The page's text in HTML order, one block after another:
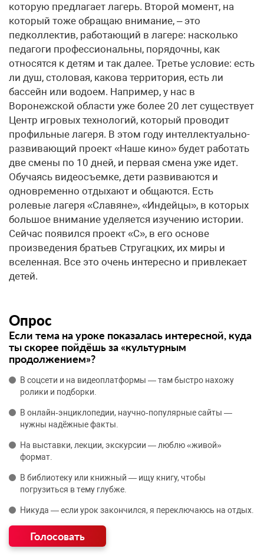
которую предлагает лагерь. Второй момент, на
который тоже обращаю внимание, – это
педколлектив, работающий в лагере: насколько
педагоги профессиональны, порядочны, как
относятся к детям и так далее. Третье условие: есть
ли душ, столовая, какова территория, есть ли
бассейн или водоем. Например, у нас в
Воронежской области уже более 20 лет существует
Центр игровых технологий, который проводит
профильные лагеря. В этом году интеллектуально-
развивающий проект «Наше кино» будет работать
две смены по 10 дней, и первая смена уже идет.
Обучаясь видеосъемке, дети развиваются и
одновременно отдыхают и общаются. Есть
ролевые лагеря «Славяне», «Индейцы», в которых
большое внимание уделяется изучению истории.
Сейчас появился проект «С», в его основе
произведения братьев Стругацких, их миры и
вселенная. Все это очень интересно и привлекает
детей.
Опрос
Если тема на уроке показалась интересной, куда
ты скорее пойдёшь за «культурным
продолжением»?
В соцсети и на видеоплатформы — там быстро нахожу
ролики и подборки.
В онлайн‑энциклопедии, научно‑популярные сайты —
нужны надёжные факты.
На выставки, лекции, экскурсии — люблю «живой»
формат.
В библиотеку или книжный — ищу книгу, чтобы
погрузиться в тему глубже.
Никуда — если урок закончился, я переключаюсь на отдых.